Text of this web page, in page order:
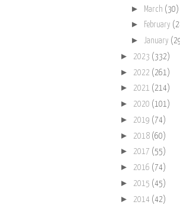
► March (30)
► February
► January
► 2023 (332)
► 2022 (261)
► 2021 (214)
► 2020 (101)
► 2019 (74)
► 2018 (60)
► 2017 (55)
► 2016 (74)
► 2015 (45)
► 2014 (42)